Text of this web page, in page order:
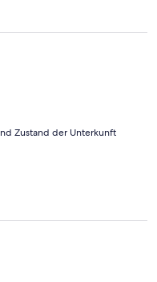
Zustand der Unterkunft